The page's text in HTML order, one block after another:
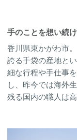
手のことを想い続
香川県東かがわ市
誇る手袋の産地と
細な行程や手仕事
し、昨今では海外
残る国内の職人は